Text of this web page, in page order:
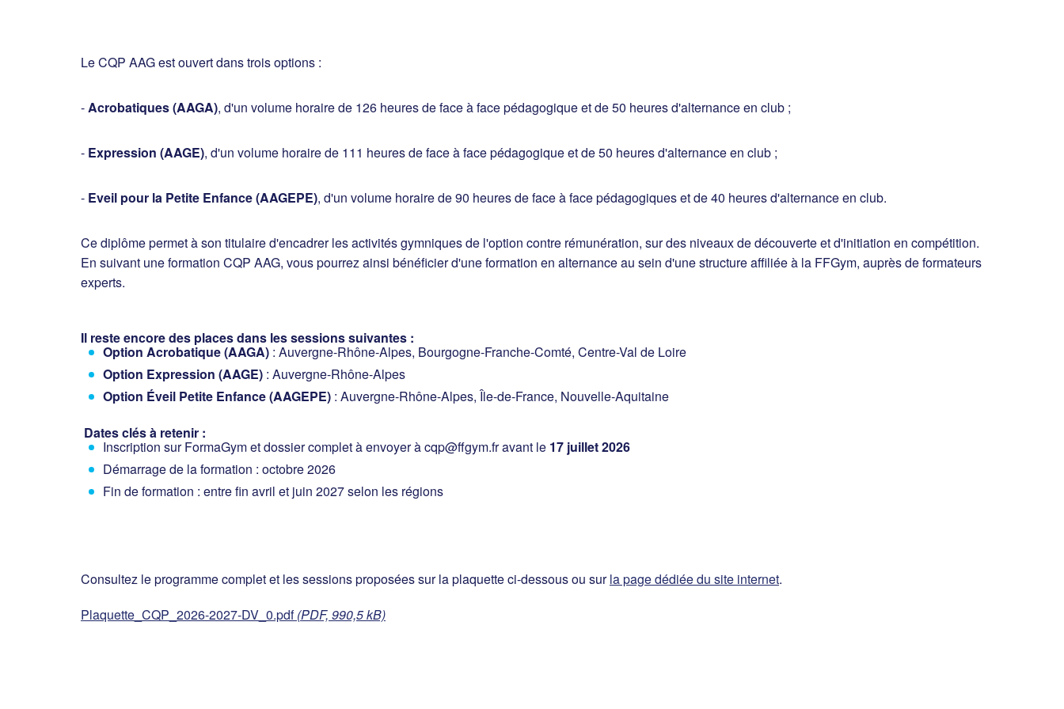
Le CQP AAG est ouvert dans trois options :
-Acrobatiques (AAGA), d'un volume horaire de 126 heures de face à face pédagogique et de 50 heures d'alternance en club ;
- Expression (AAGE), d'un volume horaire de 111 heures de face à face pédagogique et de 50 heures d'alternance en club ;
- Eveil pour la Petite Enfance (AAGEPE), d'un volume horaire de 90 heures de face à face pédagogiques et de 40 heures d'alternance en club.
Ce diplôme permet à son titulaire d'encadrer les activités gymniques de l'option contre rémunération, sur des niveaux de découverte et d'initiation en compétition.
En suivant une formation CQP AAG, vous pourrez ainsi bénéficier d'une formation en alternance au sein d'une structure affiliée à la FFGym, auprès de formateurs
experts.
Il reste encore des places dans les sessions suivantes :
Option Acrobatique (AAGA) : Auvergne-Rhône-Alpes, Bourgogne-Franche-Comté, Centre-Val de Loire
Option Expression (AAGE) : Auvergne-Rhône-Alpes
Option Éveil Petite Enfance (AAGEPE) : Auvergne-Rhône-Alpes, Île-de-France, Nouvelle-Aquitaine
Dates clés à retenir :
Inscription sur FormaGym et dossier complet à envoyer à cqp@ffgym.fr avant le 17 juillet 2026
Démarrage de la formation : octobre 2026
Fin de formation : entre fin avril et juin 2027 selon les régions
Consultez le programme complet et les sessions proposées sur la plaquette ci-dessous ou surla page dédiée du site internet.
Plaquette_CQP_2026-2027-DV_0.pdf(PDF, 990,5 kB)